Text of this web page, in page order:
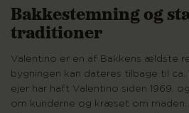
Bakkestemning og
traditioner
Valentino er en af Bakkens ældste
bygningen kan dateres tilbage til
ejer har haft Valentino siden 1969,
om kunderne og kræset om maden.